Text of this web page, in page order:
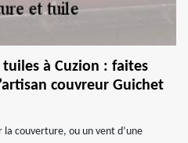
à Cuzion : faites
couvreur Guichet
la couverture, ou un vent d’une